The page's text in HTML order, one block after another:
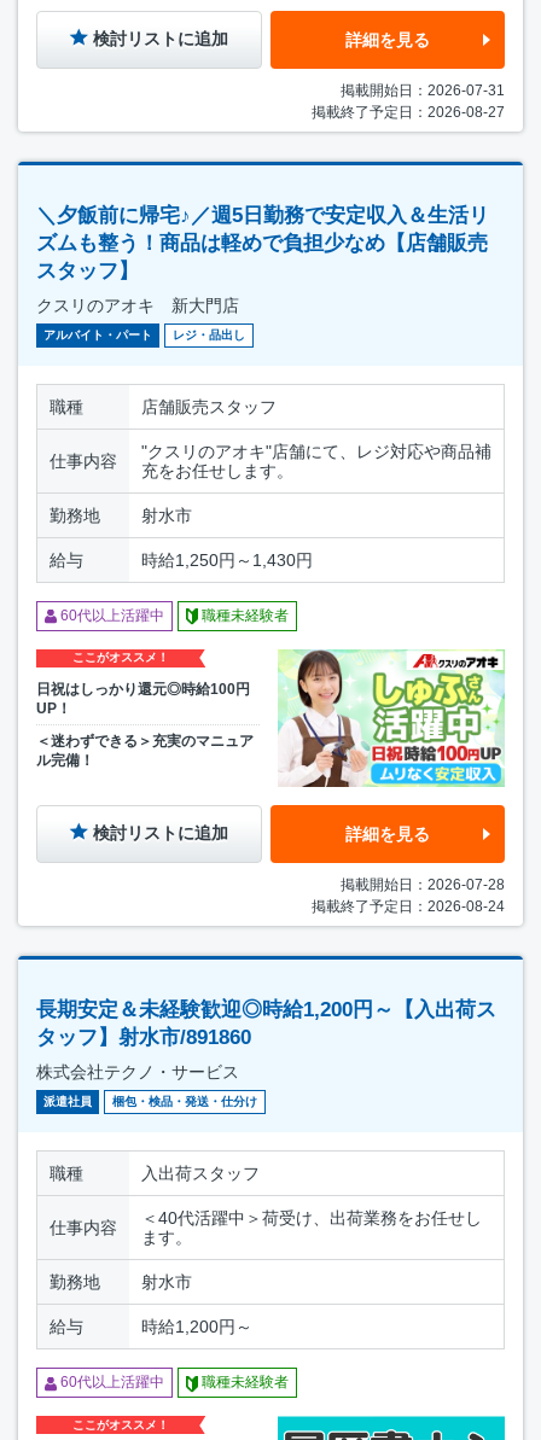
検討リストに追加 詳細を見る
掲載開始日：2026-07-31
掲載終了予定日：2026-08-27
＼夕飯前に帰宅♪／週5日勤務で安定収入＆生活リ
ズムも整う！商品は軽めで負担少なめ【店舗販売
スタッフ】
クスリのアオキ 新大門店
アルバイト・パート レジ・品出し
職種 店舗販売スタッフ
仕事内容
"クスリのアオキ"店舗にて、レジ対応や商品補
充をお任せします。
勤務地 射水市
給与 時給1,250円～1,430円
60代以上活躍中 職種未経験者
ここがオススメ！
日祝はしっかり還元◎時給100円
UP！
＜迷わずできる＞充実のマニュア
ル完備！
検討リストに追加 詳細を見る
掲載開始日：2026-07-28
掲載終了予定日：2026-08-24
長期安定＆未経験歓迎◎時給1,200円～【入出荷ス
タッフ】射水市/891860
株式会社テクノ・サービス
派遣社員 梱包・検品・発送・仕分け
職種 入出荷スタッフ
仕事内容
＜40代活躍中＞荷受け、出荷業務をお任せし
ます。
勤務地 射水市
給与 時給1,200円～
60代以上活躍中 職種未経験者
ここがオススメ！